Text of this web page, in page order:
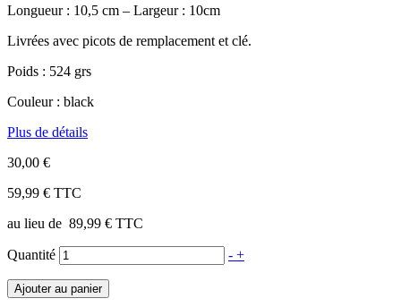
Longueur : 10,5 cm – Largeur : 10cm
Livrées avec picots de remplacement et clé.
Poids : 524 grs
Couleur : black
Plus de détails
30,00 €
59,99 € TTC
au lieu de 89,99 € TTC
Quantité - +
Ajouter au panier